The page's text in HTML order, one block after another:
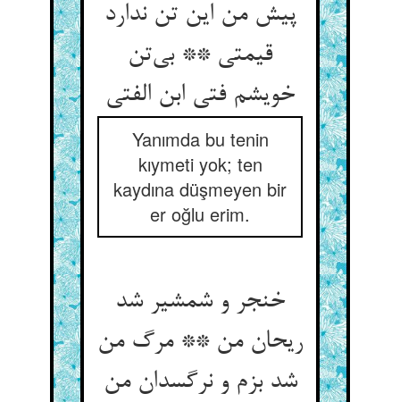
پیش من این تن ندارد
قیمتی ** بی‌‌تن
Yanımda bu tenin
kıymeti yok; ten
kaydına düşmeyen bir
er oğlu erim.
خنجر و شمشیر شد
ریحان من ** مرگ من
شد بزم و نرگسدان من‌‌